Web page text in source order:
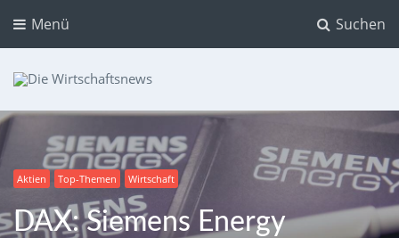
Suchen
Menü
Aktien Top-Themen Wirtschaft
DAX: Siemens Energy